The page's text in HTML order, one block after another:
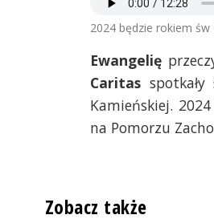
2024 będzie rokiem
Ewangelię
Caritas
Kamieńskiej.
na Pomorzu
Zobacz także